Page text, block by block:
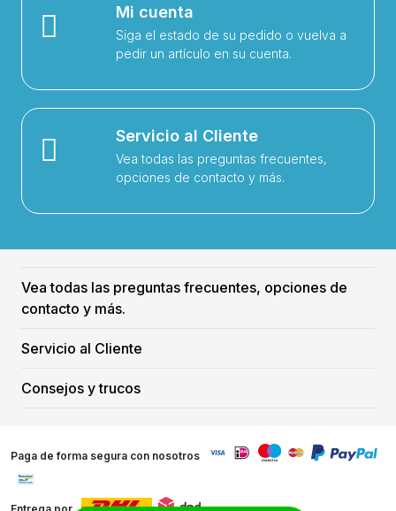
Mi cuenta
Siga el estado de su pedido o vuelva a
pedir un artículo en su cuenta.
Servicio al Cliente
Vea todas las preguntas frecuentes,
opciones de contacto y más.
Vea todas las preguntas frecuentes, opciones de
contacto y más.
Servicio al Cliente
Consejos y trucos
Paga de forma segura con nosotros